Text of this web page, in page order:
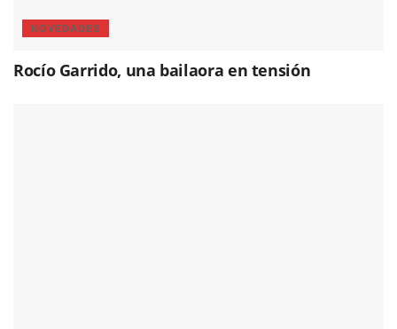
NOVEDADES
Rocío Garrido, una bailaora en tensión